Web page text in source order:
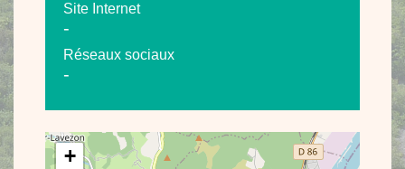
Site Internet
-
Réseaux sociaux
-
+